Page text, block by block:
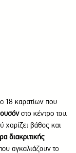
18 καρατίων που
στο κέντρο του.
χαρίζει βάθος και
διακριτικής
αγκαλιάζουν το